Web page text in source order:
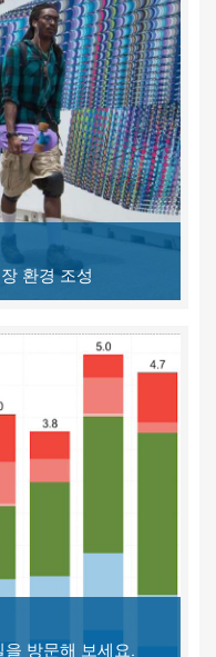
환경 조성
방문해 보세요.